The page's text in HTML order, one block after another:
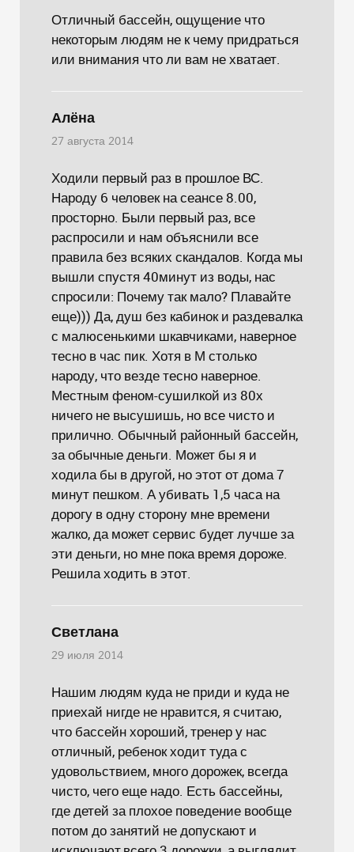
Отличный бассейн, ощущение что
некоторым людям не к чему придраться
или внимания что ли вам не хватает.
Алёна
27 августа 2014
Ходили первый раз в прошлое ВС.
Народу 6 человек на сеансе 8.00,
просторно. Были первый раз, все
распросили и нам объяснили все
правила без всяких скандалов. Когда мы
вышли спустя 40минут из воды, нас
спросили: Почему так мало? Плавайте
еще))) Да, душ без кабинок и раздевалка
с малюсенькими шкавчиками, наверное
тесно в час пик. Хотя в М столько
народу, что везде тесно наверное.
Местным феном-сушилкой из 80х
ничего не высушишь, но все чисто и
прилично. Обычный районный бассейн,
за обычные деньги. Может бы я и
ходила бы в другой, но этот от дома 7
минут пешком. А убивать 1,5 часа на
дорогу в одну сторону мне времени
жалко, да может сервис будет лучше за
эти деньги, но мне пока время дороже.
Решила ходить в этот.
Светлана
29 июля 2014
Нашим людям куда не приди и куда не
приехай нигде не нравится, я считаю,
что бассейн хороший, тренер у нас
отличный, ребенок ходит туда с
удовольствием, много дорожек, всегда
чисто, чего еще надо. Есть бассейны,
где детей за плохое поведение вообще
потом до занятий не допускают и